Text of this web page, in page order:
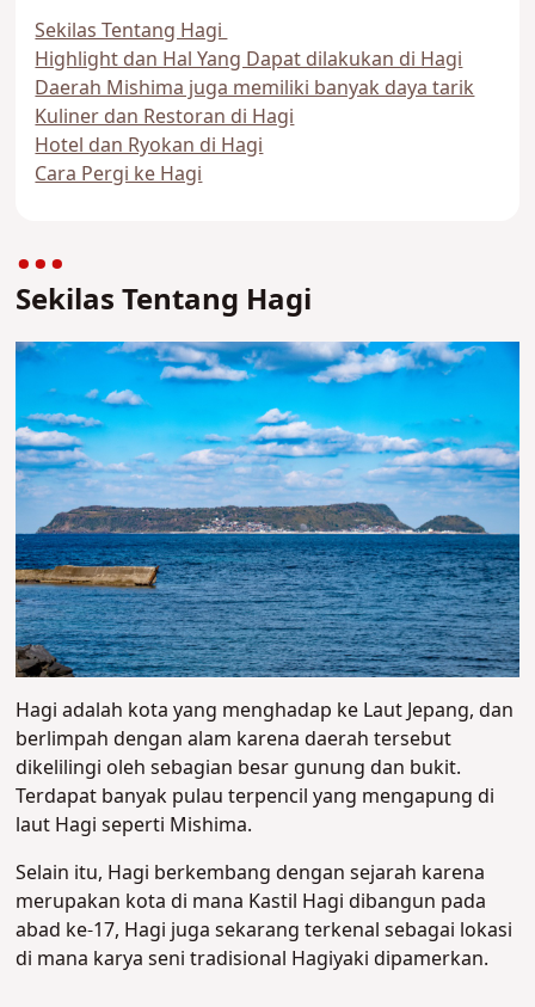
Sekilas Tentang Hagi
Highlight dan Hal Yang Dapat dilakukan di Hagi
Daerah Mishima juga memiliki banyak daya tarik
Kuliner dan Restoran di Hagi
Hotel dan Ryokan di Hagi
Cara Pergi ke Hagi
Sekilas Tentang Hagi
Hagi adalah kota yang menghadap ke Laut Jepang, dan
berlimpah dengan alam karena daerah tersebut
dikelilingi oleh sebagian besar gunung dan bukit.
Terdapat banyak pulau terpencil yang mengapung di
laut Hagi seperti Mishima.
Selain itu, Hagi berkembang dengan sejarah karena
merupakan kota di mana Kastil Hagi dibangun pada
abad ke-17, Hagi juga sekarang terkenal sebagai lokasi
di mana karya seni tradisional Hagiyaki dipamerkan.